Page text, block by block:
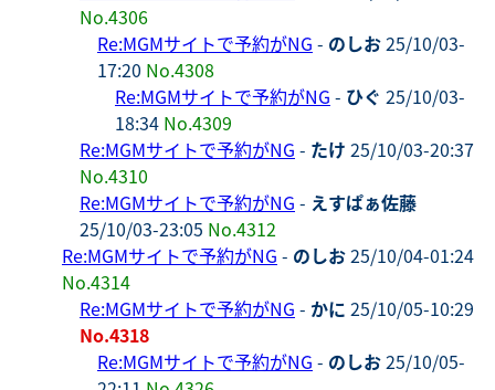
No.4306
Re:MGMサイトで予約がNG - のしお25/10/03-
17:20 No.4308
Re:MGMサイトで予約がNG - ひぐ 25/10/03-
18:34 No.4309
Re:MGMサイトで予約がNG - たけ 25/10/03-20:37
No.4310
Re:MGMサイトで予約がNG - えすぱぁ佐藤
25/10/03-23:05 No.4312
Re:MGMサイトで予約がNG - のしお25/10/04-01:24
No.4314
Re:MGMサイトで予約がNG - かに 25/10/05-10:29
No.4318
Re:MGMサイトで予約がNG - のしお25/10/05-